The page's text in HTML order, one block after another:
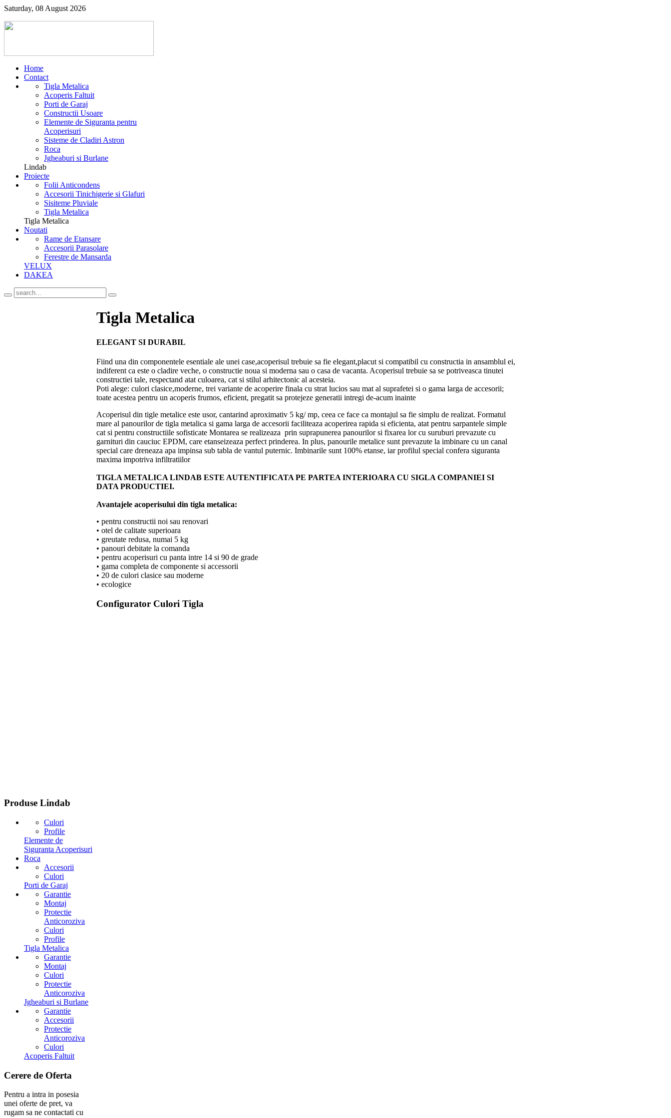
Saturday, 08 August 2026
Home
Contact
Tigla Metalica
Acoperis Faltuit
Porti de Garaj
Constructii Usoare
Elemente de Siguranta pentru
Acoperisuri
Sisteme de Cladiri Astron
Roca
Jgheaburi si Burlane
Lindab
Proiecte
Folii Anticondens
Accesorii Tinichigerie si Glafuri
Sisiteme Pluviale
Tigla Metalica
Tigla Metalica
Noutati
Rame de Etansare
Accesorii Parasolare
Ferestre de Mansarda
VELUX
DAKEA
Tigla Metalica
ELEGANT SI DURABIL
Fiind una din componentele esentiale ale unei case,acoperisul trebuie sa fie elegant,placut si compatibil cu constructia in ansamblul ei,
indiferent ca este o cladire veche, o constructie noua si moderna sau o casa de vacanta. Acoperisul trebuie sa se potriveasca tinutei
constructiei tale, respectand atat culoarea, cat si stilul arhitectonic al acesteia.
Poti alege: culori clasice,moderne, trei variante de acoperire finala cu strat lucios sau mat al suprafetei si o gama larga de accesorii;
toate acestea pentru un acoperis frumos, eficient, pregatit sa protejeze generatii intregi de-acum inainte
Acoperisul din tigle metalice este usor, cantarind aproximativ 5 kg/ mp, ceea ce face ca montajul sa fie simplu de realizat. Formatul
mare al panourilor de tigla metalica si gama larga de accesorii faciliteaza acoperirea rapida si eficienta, atat pentru sarpantele simple
cat si pentru constructiile sofisticate Montarea se realizeaza prin suprapunerea panourilor si fixarea lor cu suruburi prevazute cu
garnituri din cauciuc EPDM, care etanseizeaza perfect prinderea. In plus, panourile metalice sunt prevazute la imbinare cu un canal
special care dreneaza apa impinsa sub tabla de vantul puternic. Imbinarile sunt 100% etanse, iar profilul special confera siguranta
maxima impotriva infiltratiilor
TIGLA METALICA LINDAB ESTE AUTENTIFICATA PE PARTEA INTERIOARA CU SIGLA COMPANIEI SI
DATA PRODUCTIEI.
Avantajele acoperisului din tigla metalica:
• pentru constructii noi sau renovari
• otel de calitate superioara
• greutate redusa, numai 5 kg
• panouri debitate la comanda
• pentru acoperisuri cu panta intre 14 si 90 de grade
• gama completa de componente si accessorii
• 20 de culori clasice sau moderne
• ecologice
Configurator Culori Tigla
Produse Lindab
Culori
Profile
Elemente de
Siguranta Acoperisuri
Roca
Accesorii
Culori
Porti de Garaj
Garantie
Montaj
Protectie
Anticoroziva
Culori
Profile
Tigla Metalica
Garantie
Montaj
Culori
Protectie
Anticoroziva
Jgheaburi si Burlane
Garantie
Accesorii
Protectie
Anticoroziva
Culori
Acoperis Faltuit
Cerere de Oferta
Pentru a intra in posesia
unei oferte de pret, va
rugam sa ne contactati cu